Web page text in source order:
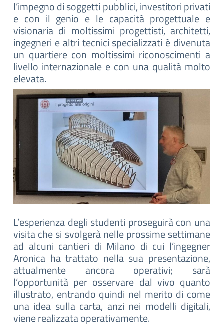
l’impegno di soggetti pubblici, investitori privati
e con il genio e le capacità progettuale e
visionaria di moltissimi progettisti, architetti,
ingegneri e altri tecnici specializzati è divenuta
un quartiere con moltissimi riconoscimenti a
livello internazionale e con una qualità molto
elevata.
L’esperienza degli studenti proseguirà con una
visita che si svolgerà nelle prossime settimane
ad alcuni cantieri di Milano di cui l’ingegner
Aronica ha trattato nella sua presentazione,
attualmente ancora operativi; sarà
l’opportunità per osservare dal vivo quanto
illustrato, entrando quindi nel merito di come
una idea sulla carta, anzi nei modelli digitali,
viene realizzata operativamente.